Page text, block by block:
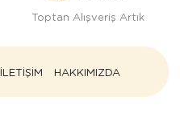
Toptan Alışveriş Artık
İLETİŞİM HAKKIMIZDA